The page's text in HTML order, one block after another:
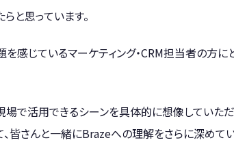
と思っています。
感じているマーケティング・CRM担当者の方に
場で活用できるシーンを具体的に想像していた
、皆さんと一緒にBrazeへの理解をさらに深めて